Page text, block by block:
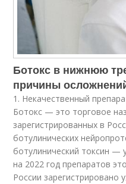
Ботокс в нижнюю
причины
1. Некачественный
Ботокс — это торговое
зарегистрированных в
ботулинических
ботулинический токсин —
на 2022 год препаратов
России зарегистрировано